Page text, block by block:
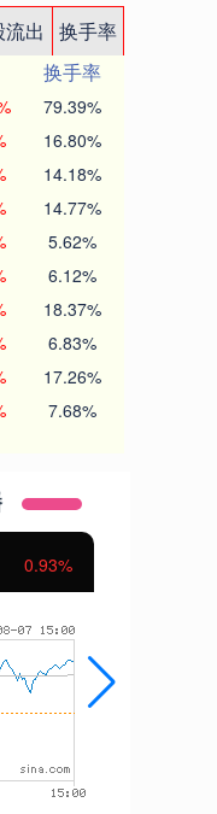
出
换手率
换手率
79.39%
16.80%
14.18%
14.77%
5.62%
6.12%
18.37%
6.83%
17.26%
7.68%
1.01%